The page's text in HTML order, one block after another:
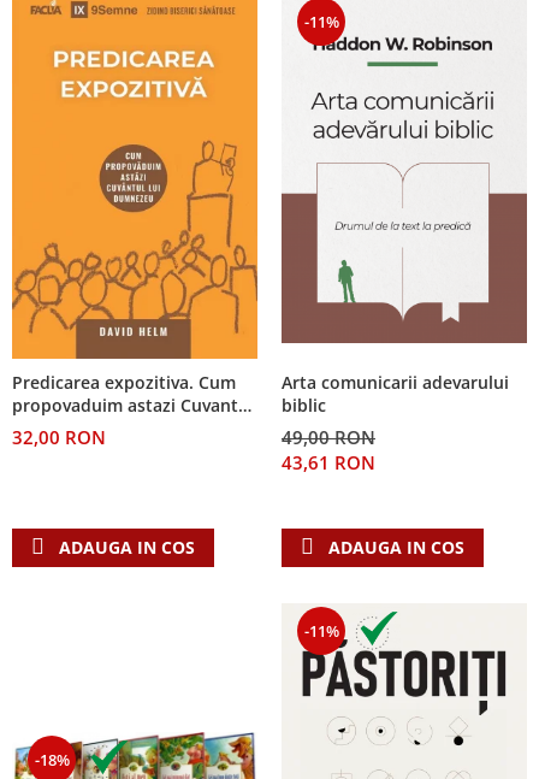
Predicarea expozitiva. Cum
propovaduim astazi Cuvantul
lui Dumnezeu
32,00 RON
ADAUGA IN COS
-11%
Arta comunicarii adevarului
biblic
49,00 RON
43,61 RON
ADAUGA IN COS
-18%
-11%